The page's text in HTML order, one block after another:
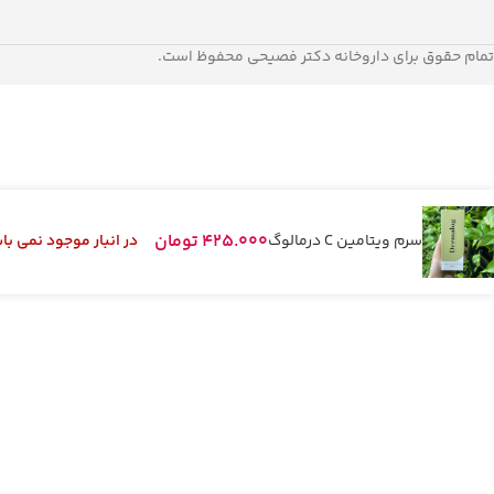
تمام حقوق برای داروخانه دکتر فصیحی محفوظ است.
سرم ویتامین C درمالوگ 425.000 تومان در انبار موجود نمی